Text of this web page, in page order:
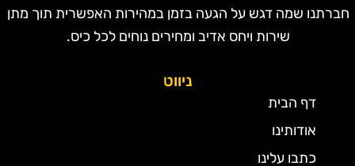
חברתנו שמה דגש על הגעה בזמן במהירות האפשרית תוך מתן
שירות ויחס אדיב ומחירים נוחים לכל כיס.
ניווט
דף הבית
אודותינו
כתבו עלינו